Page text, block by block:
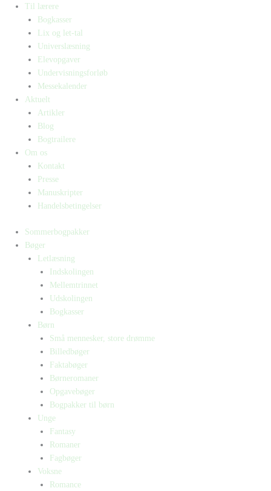
Til lærere
Bogkasser
Lix og let-tal
Universlæsning
Elevopgaver
Undervisningsforløb
Messekalender
Aktuelt
Artikler
Blog
Bogtrailere
Om os
Kontakt
Presse
Manuskripter
Handelsbetingelser
Sommerbogpakker
Bøger
Letlæsning
Indskolingen
Mellemtrinnet
Udskolingen
Bogkasser
Børn
Små mennesker, store drømme
Billedbøger
Faktabøger
Børneromaner
Opgavebøger
Bogpakker til børn
Unge
Fantasy
Romaner
Fagbøger
Voksne
Romance